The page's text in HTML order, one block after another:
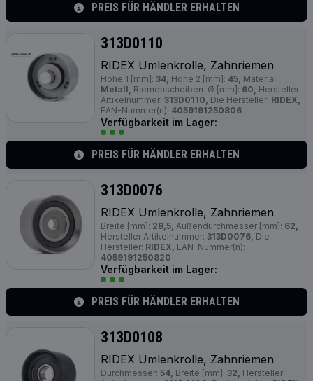
PREIS FÜR HÄNDLER ERHALTEN
313D0110
RIDEX Umlenkrolle, Zahnriemen
Höhe 1 [mm]: 34, Höhe 2 [mm]: 45, Material:
Metall, Riemenscheiben-Ø [mm]: 60, Hersteller
Artikelnummer: 313D0110, Die Hersteller: RIDEX,
EAN-Nummer(n): 4059191250806
Verfügbarkeit im Lager:
PREIS FÜR HÄNDLER ERHALTEN
313D0076
RIDEX Umlenkrolle, Zahnriemen
Breite [mm]: 28,5, Außendurchmesser [mm]: 62,
Hersteller Artikelnummer: 313D0076, Die
Hersteller: RIDEX, EAN-Nummer(n):
4059191250820
Verfügbarkeit im Lager:
PREIS FÜR HÄNDLER ERHALTEN
313D0108
RIDEX Umlenkrolle, Zahnriemen
Durchmesser: 54, Breite [mm]: 32, Hersteller